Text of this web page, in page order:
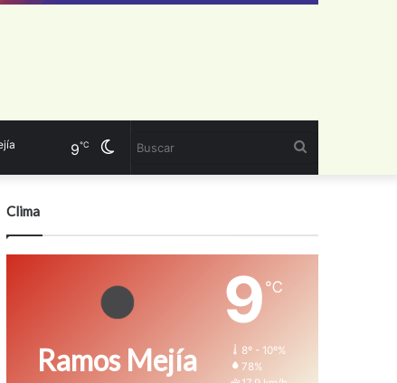
Cambiar
9℃
Clima
Ramos Mejía
9 ℃
8º - 10º%
78%